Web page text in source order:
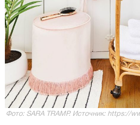
Фото: SARA TRAMP. Источник: https://